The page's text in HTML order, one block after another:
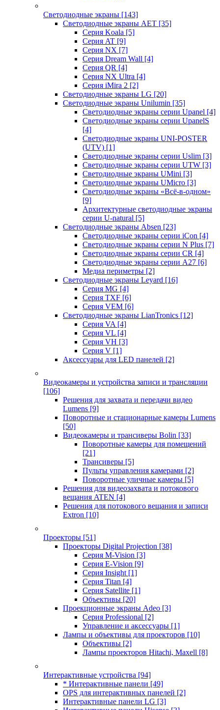
Светодиодные экраны [143]
Светодиодные экраны AET [35]
Cерия Koala [5]
Серия AT [9]
Серия NX [7]
Серия Dream Wall [4]
Серия QR [4]
Серия NX Ultra [4]
Серия iMira 2 [2]
Светодиодные экраны LG [20]
Светодиодные экраны Unilumin [35]
Светодиодные экраны серии Upanel [4]
Светодиодные экраны серии UpanelS
[4]
Светодиодные экраны UNI-POSTER
(UTV) [1]
Светодиодные экраны серии Uslim [3]
Светодиодные экраны серии UTW [3]
Светодиодные экраны UMini [3]
Светодиодные экраны UMicro [3]
Светодиодные экраны «Всё-в-одном»
[9]
Архитектурные светодиодные экраны
серии U-natural [5]
Светодиодные экраны Absen [23]
Светодиодные экраны серии iCon [4]
Светодиодные экраны серии N Plus [7]
Светодиодные экраны серии CR [4]
Светодиодные экраны серии А27 [6]
Медиа периметры [2]
Светодиодные экраны Leyard [16]
Серия MG [4]
Серия TXF [6]
Серия VEM [6]
Светодиодные экраны LianTronics [12]
Серия VA [4]
Серия VL [4]
Серия VH [3]
Серия V [1]
Аксессуары для LED панелей [2]
Видеокамеры и устройства записи и трансляции
[106]
Решения для захвата и передачи видео
Lumens [9]
Поворотные и стационарные камеры Lumens
[50]
Видеокамеры и трансиверы Bolin [33]
Поворотные камеры для помещений
[21]
Трансиверы [5]
Пульты управления камерами [2]
Поворотные уличные камеры [5]
Решения для видеозахвата и потокового
вещания ATEN [4]
Решения для потокового вещания и записи
Extron [10]
Проекторы [51]
Проекторы Digital Projection [38]
Серия M-Vision [3]
Серия E-Vision [9]
Серия Insight [1]
Серия Titan [4]
Серия Satellite [1]
Объективы [20]
Проекционные экраны Adeo [3]
Серия Professional [2]
Управление и аксессуары [1]
Лампы и объективы для проекторов [10]
Объективы [2]
Лампы проекторов Hitachi, Maxell [8]
Интерактивные устройства [94]
* Интерактивные панели [49]
OPS для интерактивных панелей [2]
Интерактивные панели LG [3]